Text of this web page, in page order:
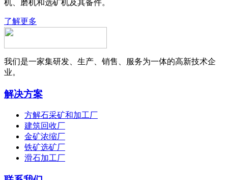
机、磨机和选矿机及其备件。
了解更多
我们是一家集研发、生产、销售、服务为一体的高新技术企
业。
解决方案
方解石采矿和加工厂
建筑回收厂
金矿浓缩厂
铁矿选矿厂
滑石加工厂